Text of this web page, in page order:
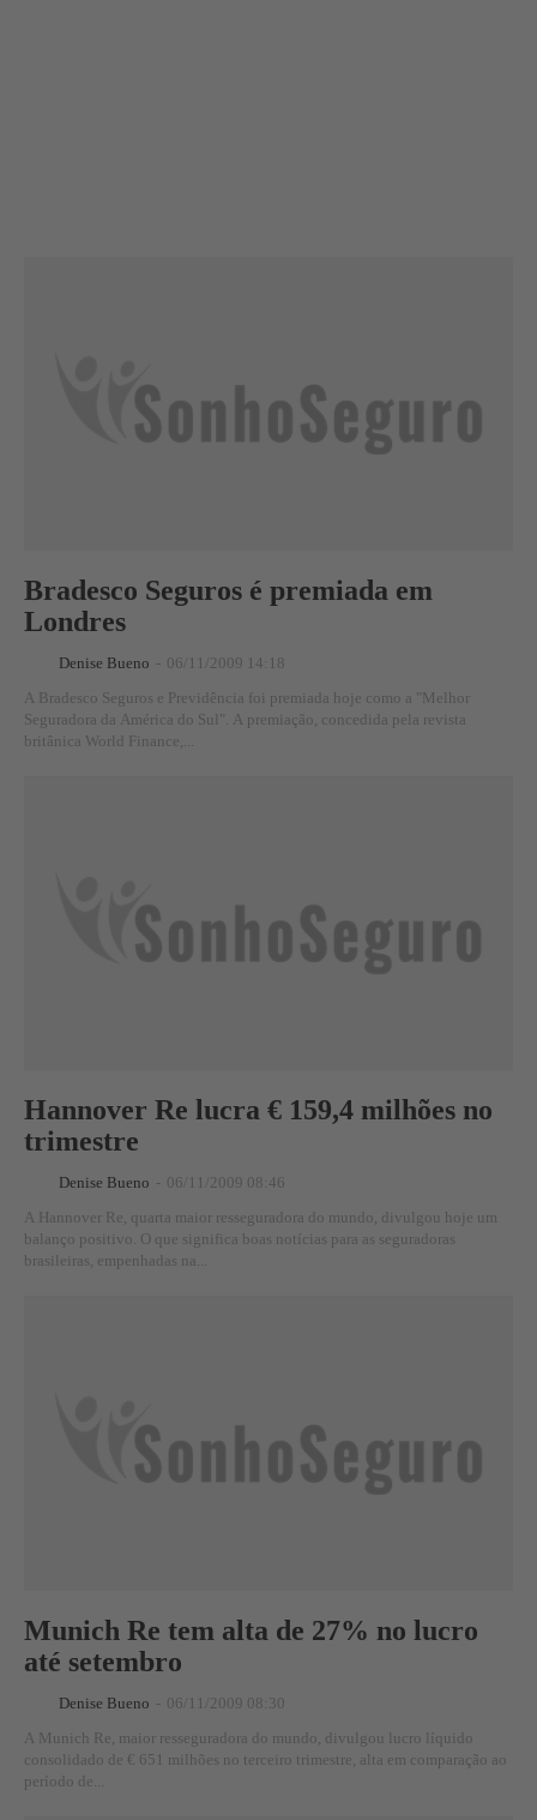
Bradesco Seguros é premiada em
Londres
Denise Bueno - 06/11/2009 14:18
A Bradesco Seguros e Previdência foi premiada hoje como a "Melhor
Seguradora da América do Sul". A premiação, concedida pela revista
britânica World Finance,...
Hannover Re lucra € 159,4 milhões no
trimestre
Denise Bueno - 06/11/2009 08:46
A Hannover Re, quarta maior resseguradora do mundo, divulgou hoje um
balanço positivo. O que significa boas notícias para as seguradoras
brasileiras, empenhadas na...
Munich Re tem alta de 27% no lucro
até setembro
Denise Bueno - 06/11/2009 08:30
A Munich Re, maior resseguradora do mundo, divulgou lucro líquido
consolidado de € 651 milhões no terceiro trimestre, alta em comparação ao
período de...